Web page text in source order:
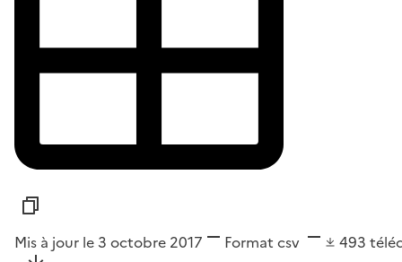
Mis à jour le 3 octobre 2017 Format csv 493